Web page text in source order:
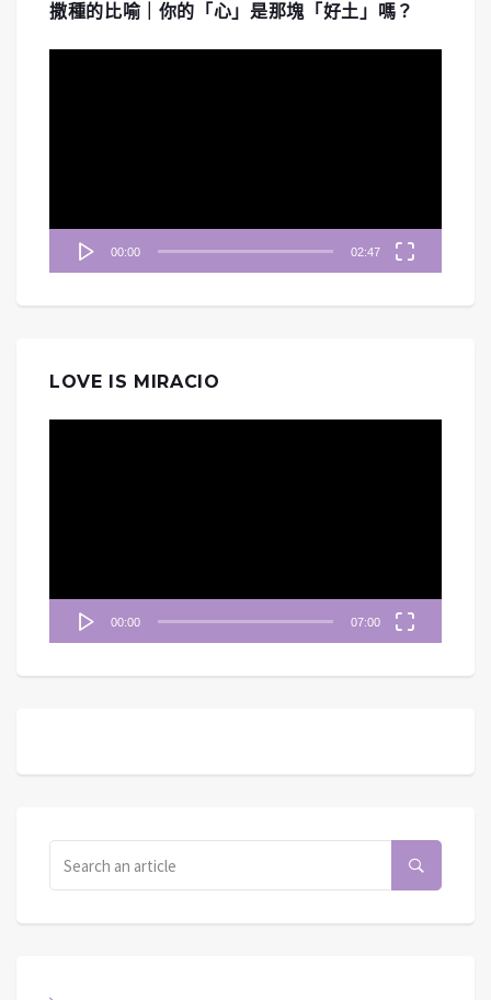
撒種的比喻｜你的「心」是那塊「好土」嗎？
00:00 02:47
LOVE IS MIRACIO
00:00 07:00